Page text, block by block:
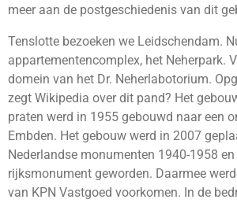
meer aan de postgeschiedenis van dit
Tenslotte bezoeken we Leidschendam.
appartementencomplex, het Neherpark.
domein van het Dr. Neherlabotorium.
zegt Wikipedia over dit pand? Het
praten werd in 1955 gebouwd naar een
Embden. Het gebouw werd in 2007
Nederlandse monumenten 1940-1958
rijksmonument geworden. Daarmee
van KPN Vastgoed voorkomen. In de